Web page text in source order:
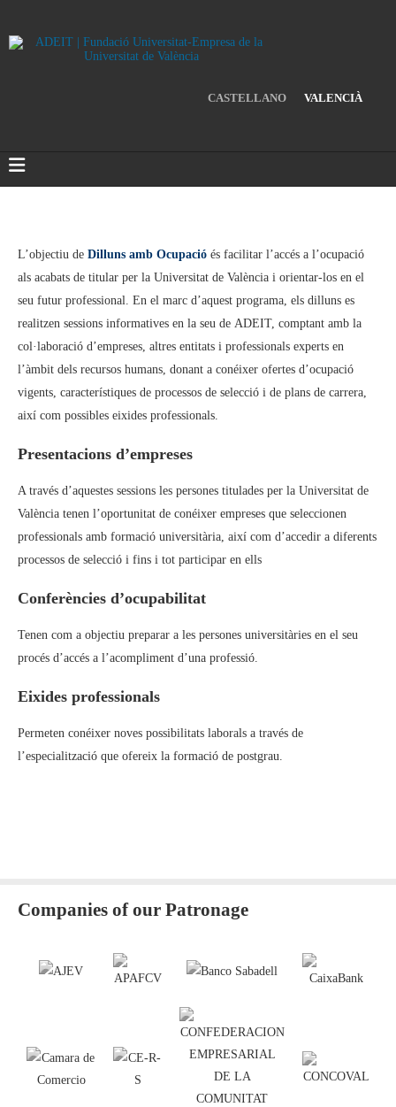
CASTELLANO VALENCIÀ
L’objectiu de Dilluns amb Ocupació és facilitar l’accés a l’ocupació
als acabats de titular per la Universitat de València i orientar-los en el
seu futur professional. En el marc d’aquest programa, els dilluns es
realitzen sessions informatives en la seu de ADEIT, comptant amb la
col·laboració d’empreses, altres entitats i professionals experts en
l’àmbit dels recursos humans, donant a conéixer ofertes d’ocupació
vigents, característiques de processos de selecció i de plans de carrera,
així com possibles eixides professionals.
Presentacions d’empreses
A través d’aquestes sessions les persones titulades per la Universitat de
València tenen l’oportunitat de conéixer empreses que seleccionen
professionals amb formació universitària, així com d’accedir a diferents
processos de selecció i fins i tot participar en ells
Conferències d’ocupabilitat
Tenen com a objectiu preparar a les persones universitàries en el seu
procés d’accés a l’acompliment d’una professió.
Eixides professionals
Permeten conéixer noves possibilitats laborals a través de
l’especialització que ofereix la formació de postgrau.
Companies of our Patronage